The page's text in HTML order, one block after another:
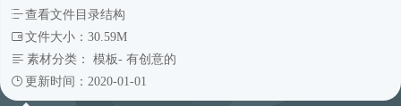
查看文件目录结构
文件大小：30.59M
素材分类： 模板- 有创意的
更新时间：2020-01-01